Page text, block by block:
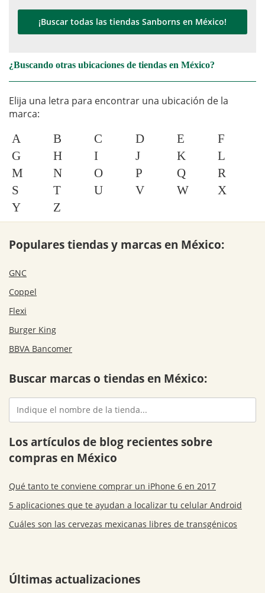
¡Buscar todas las tiendas Sanborns en México!
¿Buscando otras ubicaciones de tiendas en México?
Elija una letra para encontrar una ubicación de la
marca:
A B C D E
F
G
H I J K
L
M
N O P Q
R
S
T U V W
X
Y
Z
Populares tiendas y marcas en México:
GNC
Coppel
Flexi
Burger King
BBVA Bancomer
Buscar marcas o tiendas en México:
Los artículos de blog recientes sobre
compras en México
Qué tanto te conviene comprar un iPhone 6 en 2017
5 aplicaciones que te ayudan a localizar tu celular Android
Cuáles son las cervezas mexicanas libres de transgénicos
Últimas actualizaciones